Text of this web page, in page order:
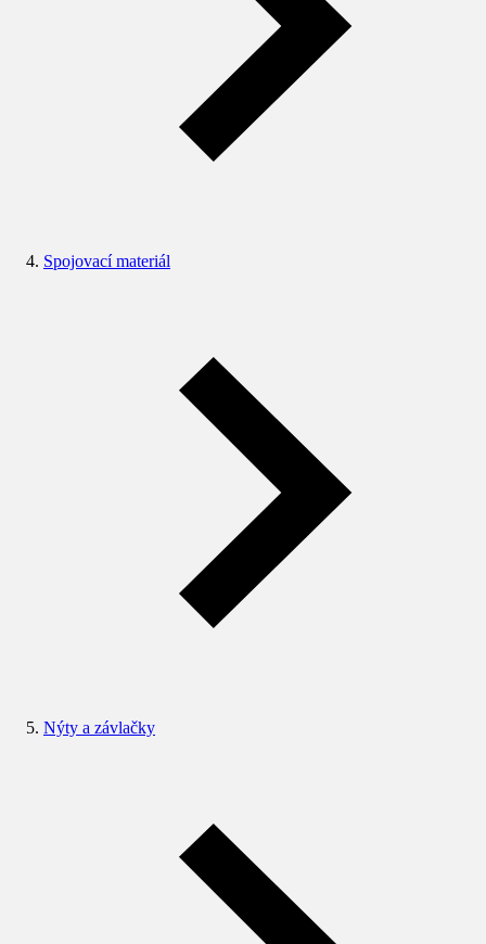
Spojovací materiál
Nýty a závlačky